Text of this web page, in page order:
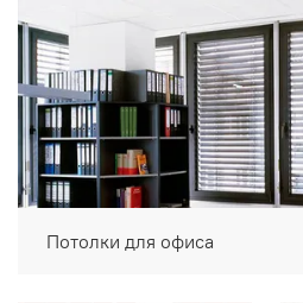
Потолки для офиса